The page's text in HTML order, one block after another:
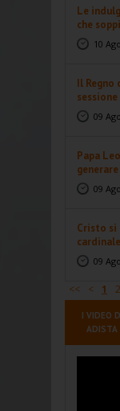
Le
che
10
Il Regno
09
Papa
09
Cristo si
09
<< < 1 2
I VIDEO
ADISTA